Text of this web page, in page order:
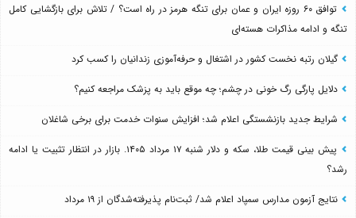
توافق ۶۰ روزه ایران و عمان برای تنگه هرمز در راه است؟ / تلاش برای بازگشایی کامل
تنگه و ادامه مذاکرات هسته‌ای
گیلان رتبه نخست کشور در اشتغال و حرفه‌آموزی زندانیان را کسب کرد
دلایل پارگی رگ خونی در چشم؛ چه موقع باید به پزشک مراجعه کنیم؟
شرایط جدید بازنشستگی اعلام شد؛ افزایش سنوات خدمت برای برخی شاغلان
پیش بینی قیمت طلا، سکه و دلار شنبه ۱۷ مرداد ۱۴۰۵. بازار در انتظار تثبیت یا ادامه
رشد؟
نتایج آزمون مدارس سمپاد اعلام شد/ ثبت‌نام پذیرفته‌شدگان از ۱۹ مرداد